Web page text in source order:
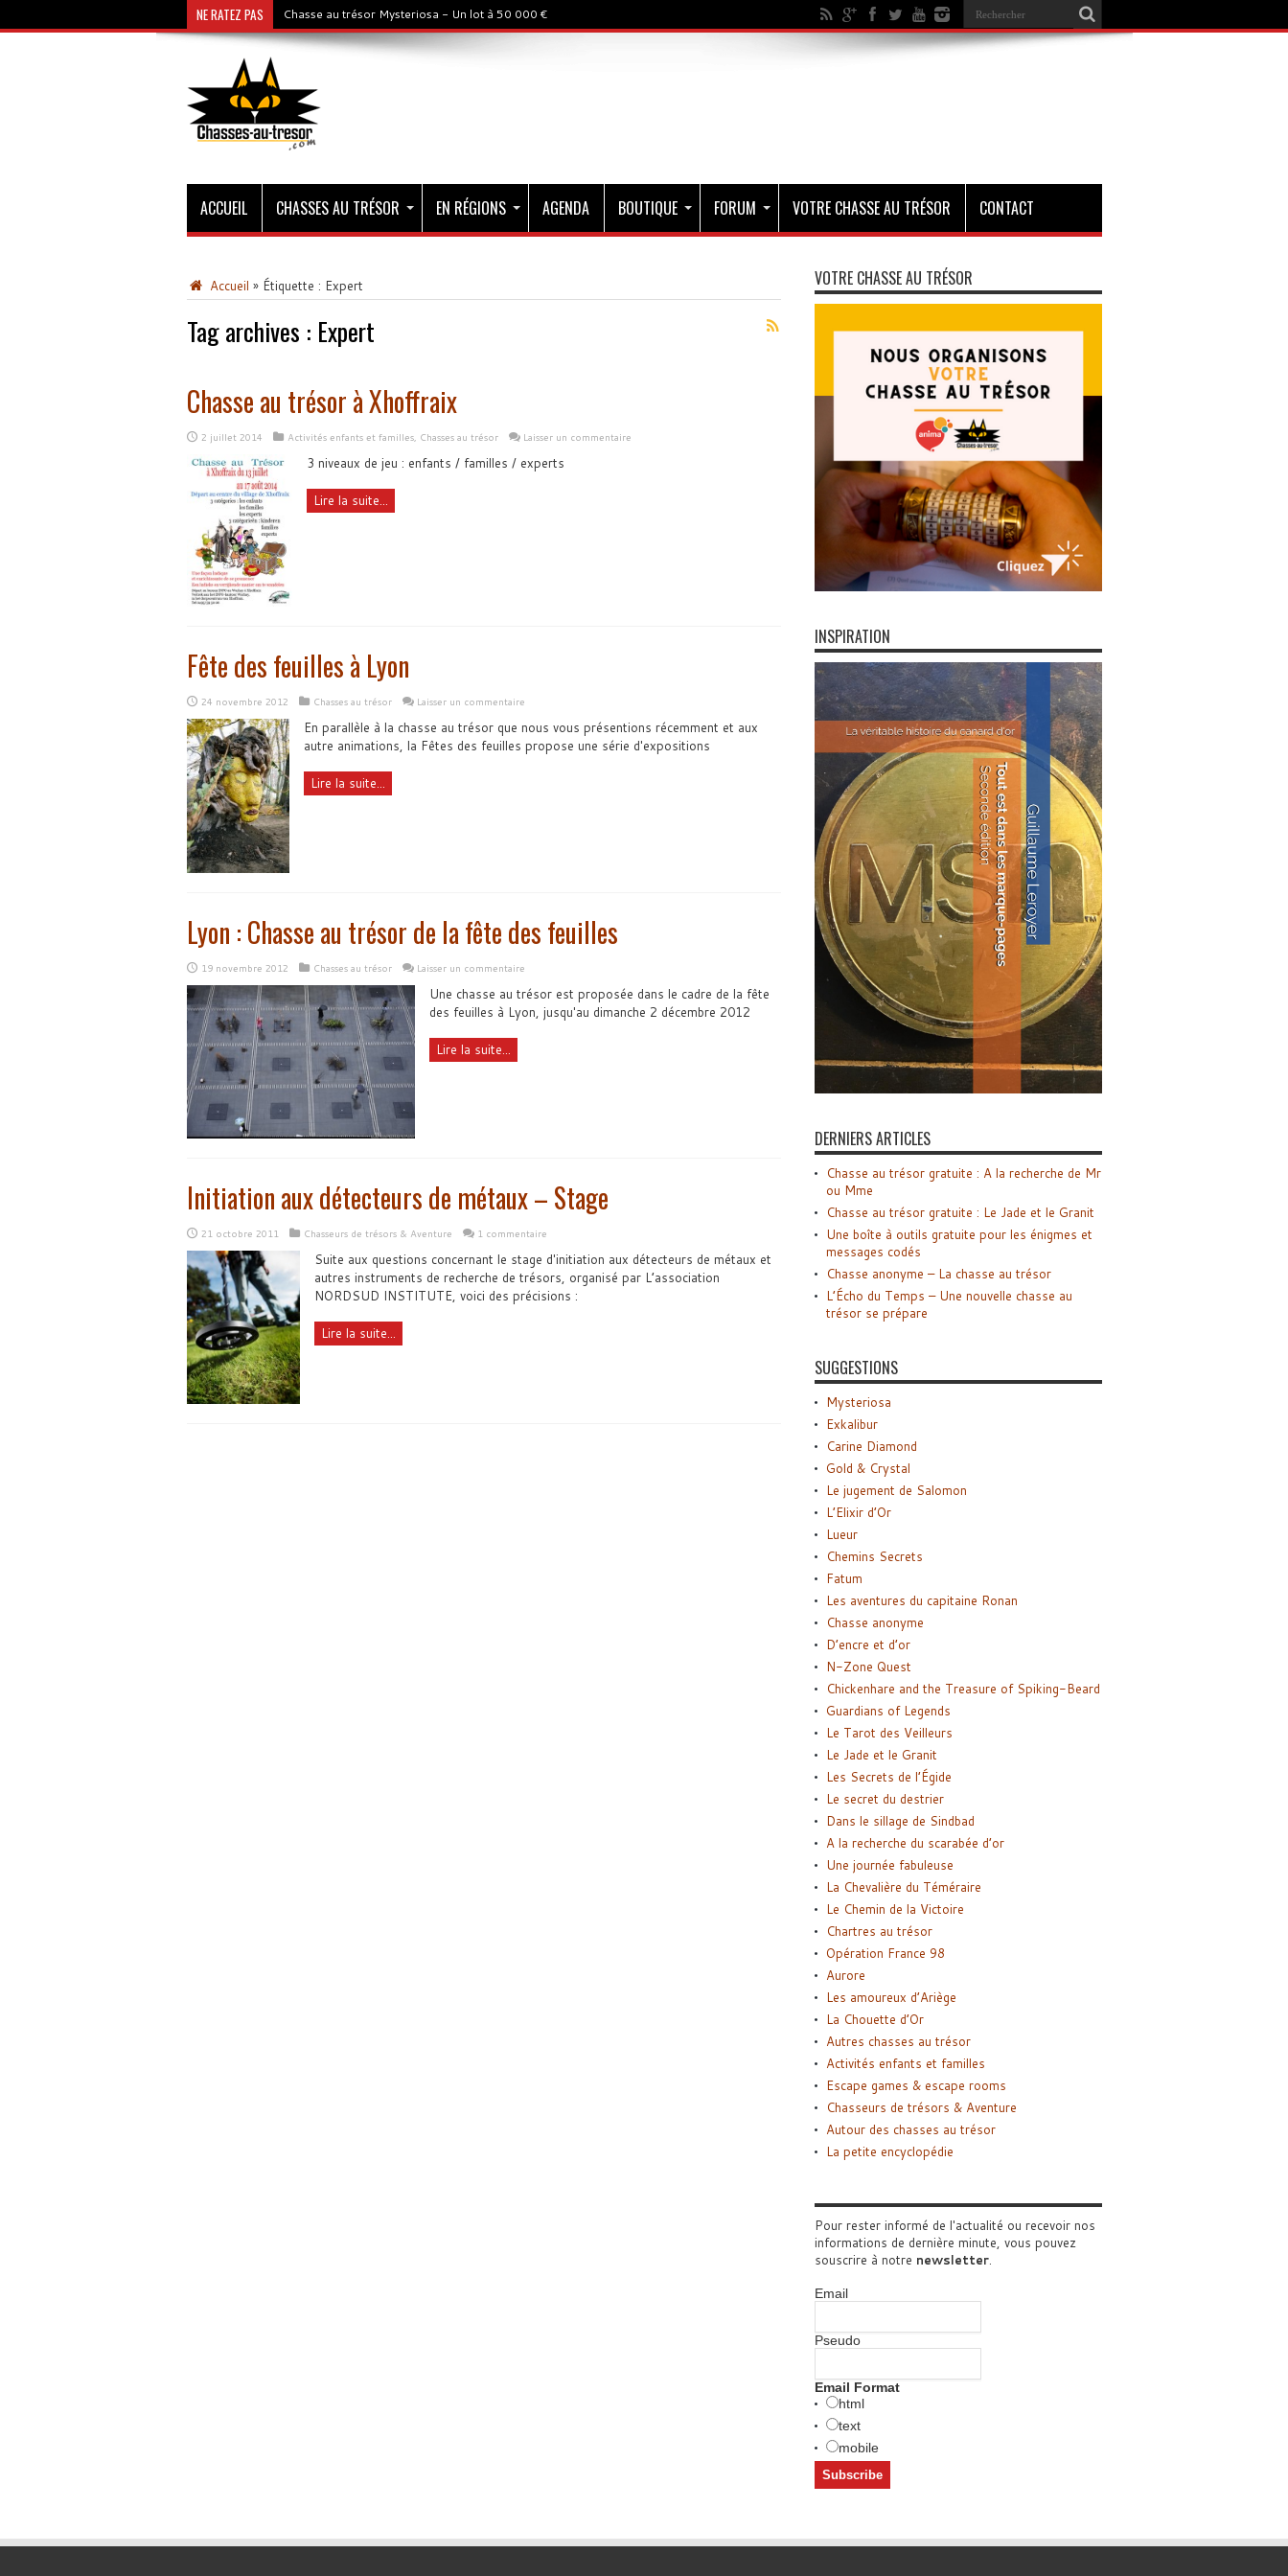
NE RATEZ PAS Chasse au trésor Mysteriosa - Un lot à 50 000 €
ACCUEIL CHASSES AU TRÉSOR EN RÉGIONS AGENDA BOUTIQUE FORUM VOTRE CHASSE AU TRÉSOR CONTACT
Accueil » Étiquette : Expert
Tag archives : Expert
Chasse au trésor à Xhoffraix
2 juillet 2014 Activités enfants et familles, Chasses au trésor Laisser un commentaire
3 niveaux de jeu : enfants / familles / experts
Lire la suite...
Fête des feuilles à Lyon
24 novembre 2012 Chasses au trésor Laisser un commentaire
En parallèle à la chasse au trésor que nous vous présentions récemment et aux
autre animations, la Fêtes des feuilles propose une série d'expositions
Lire la suite...
Lyon : Chasse au trésor de la fête des feuilles
19 novembre 2012 Chasses au trésor Laisser un commentaire
Une chasse au trésor est proposée dans le cadre de la fête
des feuilles à Lyon, jusqu'au dimanche 2 décembre 2012
Lire la suite...
Initiation aux détecteurs de métaux – Stage
21 octobre 2011 Chasseurs de trésors & Aventure 1 commentaire
Suite aux questions concernant le stage d'initiation aux détecteurs de métaux et
autres instruments de recherche de trésors, organisé par L’association
NORDSUD INSTITUTE, voici des précisions :
Lire la suite...
VOTRE CHASSE AU TRÉSOR
INSPIRATION
DERNIERS ARTICLES
Chasse au trésor gratuite : A la recherche de Mr
ou Mme
Chasse au trésor gratuite : Le Jade et le Granit
Une boîte à outils gratuite pour les énigmes et
messages codés
Chasse anonyme – La chasse au trésor
L’Écho du Temps – Une nouvelle chasse au
trésor se prépare
SUGGESTIONS
Mysteriosa
Exkalibur
Carine Diamond
Gold & Crystal
Le jugement de Salomon
L’Elixir d’Or
Lueur
Chemins Secrets
Fatum
Les aventures du capitaine Ronan
Chasse anonyme
D’encre et d’or
N-Zone Quest
Chickenhare and the Treasure of Spiking-Beard
Guardians of Legends
Le Tarot des Veilleurs
Le Jade et le Granit
Les Secrets de l’Égide
Le secret du destrier
Dans le sillage de Sindbad
A la recherche du scarabée d’or
Une journée fabuleuse
La Chevalière du Téméraire
Le Chemin de la Victoire
Chartres au trésor
Opération France 98
Aurore
Les amoureux d’Ariège
La Chouette d’Or
Autres chasses au trésor
Activités enfants et familles
Escape games & escape rooms
Chasseurs de trésors & Aventure
Autour des chasses au trésor
La petite encyclopédie
Pour rester informé de l'actualité ou recevoir nos
informations de dernière minute, vous pouvez
souscrire à notre newsletter.
Email
Pseudo
Email Format
html
text
mobile